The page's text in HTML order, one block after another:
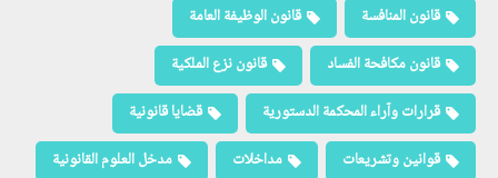
قانون المنافسة
قانون الوظيفة العامة
قانون مكافحة الفساد
قانون نزع الملكية
قرارات وآراء المحكمة الدستورية
قضايا قانونية
قوانين وتشريعات
مداخلات
مدخل العلوم القانونية